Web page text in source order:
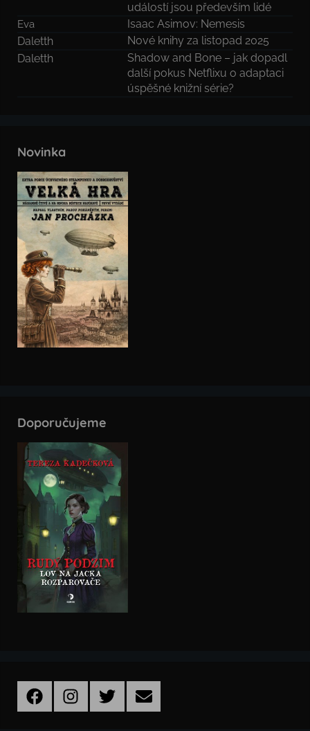
událostí jsou především lidé
Eva
Isaac Asimov: Nemesis
Daletth
Nové knihy za listopad 2025
Daletth
Shadow and Bone – jak dopadl
další pokus Netflixu o adaptaci
úspěšné knižní série?
Novinka
Doporučujeme
FacebookInstagramTwitter Email